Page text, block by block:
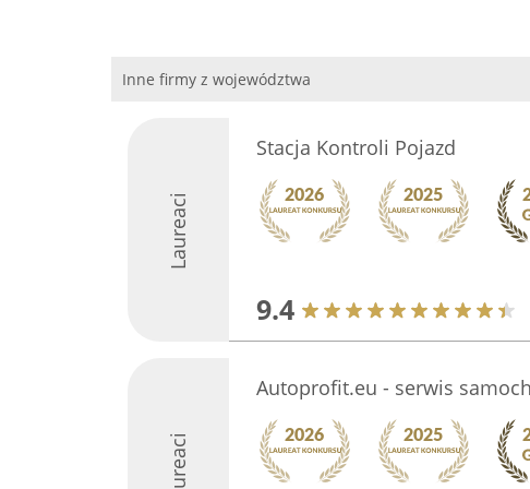
Inne firmy z województwa
Laureaci
Stacja Kontroli Pojazd
9.4
Laureaci
Autoprofit.eu - serwis